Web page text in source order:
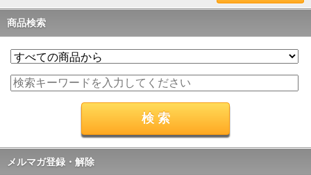
商品検索
メルマガ登録・解除